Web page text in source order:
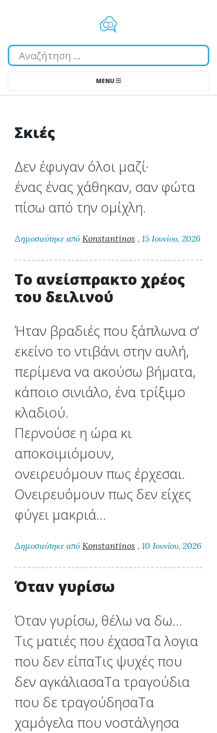
Αναζήτηση...
MENU
Σκιές
Δεν έφυγαν όλοι μαζί·
ένας ένας χάθηκαν, σαν φώτα
πίσω από την ομίχλη.
Δημοσιεύτηκε από Konstantinos , 15 Ιουνίου, 2026
Το ανείσπρακτο χρέος
του δειλινού
Ήταν βραδιές που ξάπλωνα σ’
εκείνο το ντιβάνι στην αυλή,
περίμενα να ακούσω βήματα,
κάποιο σινιάλο, ένα τρίξιμο
κλαδιού.
Περνούσε η ώρα κι
αποκοιμιόμουν,
ονειρευόμουν πως έρχεσαι.
Ονειρευόμουν πως δεν είχες
φύγει μακριά…
Δημοσιεύτηκε από Konstantinos , 10 Ιουνίου, 2026
Όταν γυρίσω
Όταν γυρίσω, θέλω να δω…
Τις ματιές που έχασαΤα λογια
που δεν είπαΤις ψυχές που
δεν αγκάλιασαΤα τραγούδια
που δε τραγούδησαΤα
χαμόγελα που νοστάλγησα